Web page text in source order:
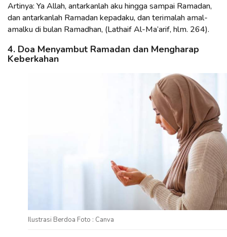
Artinya: Ya Allah, antarkanlah aku hingga sampai Ramadan,
dan antarkanlah Ramadan kepadaku, dan terimalah amal-
amalku di bulan Ramadhan, (Lathaif Al-Ma’arif, hlm. 264).
4. Doa Menyambut Ramadan dan Mengharap
Keberkahan
Ilustrasi Berdoa Foto : Canva